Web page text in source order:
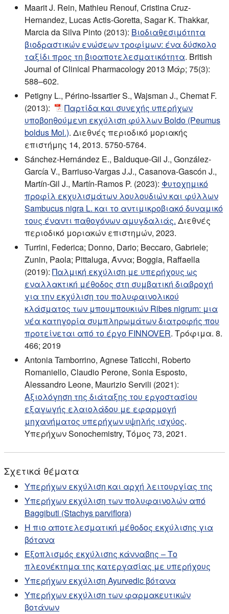
Maarit J. Rein, Mathieu Renouf, Cristina Cruz-
Hernandez, Lucas Actis-Goretta, Sagar K. Thakkar,
Marcia da Silva Pinto (2013): Βιοδιαθεσιμότητα
βιοδραστικών ενώσεων τροφίμων: ένα δύσκολο
ταξίδι προς τη βιοαποτελεσματικότητα. British
Journal of Clinical Pharmacology 2013 Μάρ; 75(3):
588–602.
Petigny L., Périno-Issartier S., Wajsman J., Chemat F.
(2013):
Παρτίδα και συνεχής υπερήχων
υποβοηθούμενη εκχύλιση φύλλων Boldo (Peumus
boldus Mol.). Διεθνές περιοδικό μοριακής
επιστήμης 14, 2013. 5750-5764.
Sánchez-Hernández E., Balduque-Gil J., González-
García V., Barriuso-Vargas J.J., Casanova-Gascón J.,
Martín-Gil J., Martín-Ramos P. (2023): Φυτοχημικό
προφίλ εκχυλισμάτων λουλουδιών και φύλλων
Sambucus nigra L. και το αντιμικροβιακό δυναμικό
τους έναντι παθογόνων αμυγδαλιάς. Διεθνές
περιοδικό μοριακών επιστημών, 2023.
Turrini, Federica; Donno, Dario; Beccaro, Gabriele;
Zunin, Paola; Pittaluga, Άννα; Boggia, Raffaella
(2019): Παλμική εκχύλιση με υπερήχους ως
εναλλακτική μέθοδος στη συμβατική διαβροχή
για την εκχύλιση του πολυφαινολικού
κλάσματος των μπουμπουκιών Ribes nigrum: μια
νέα κατηγορία συμπληρωμάτων διατροφής που
προτείνεται από το έργο FINNOVER. Τρόφιμα. 8.
466; 2019
Antonia Tamborrino, Agnese Taticchi, Roberto
Romaniello, Claudio Perone, Sonia Esposto,
Alessandro Leone, Maurizio Servili (2021):
Αξιολόγηση της διάταξης του εργοστασίου
εξαγωγής ελαιολάδου με εφαρμογή
μηχανήματος υπερήχων υψηλής ισχύος.
Υπερήχων Sonochemistry, Τόμος 73, 2021.
Σχετικά θέματα
Υπερήχων εκχύλιση και αρχή λειτουργίας της
Υπερήχων εκχύλιση των πολυφαινολών από
Baggibuti (Stachys parviflora)
Η πιο αποτελεσματική μέθοδος εκχύλισης για
βότανα
Εξοπλισμός εκχύλισης κάνναβης – Το
πλεονέκτημα της κατεργασίας με υπερήχους
Υπερήχων εκχύλιση Ayurvedic βότανα
Υπερήχων εκχύλιση των φαρμακευτικών
βοτάνων